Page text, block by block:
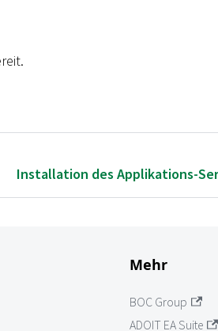
Installation des Applikations-
Mehr
BOC Group
ADOIT EA Suite